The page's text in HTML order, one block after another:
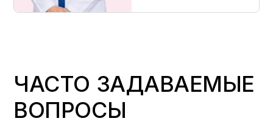
ЧАСТО ЗАДАВАЕМЫЕ
ВОПРОСЫ